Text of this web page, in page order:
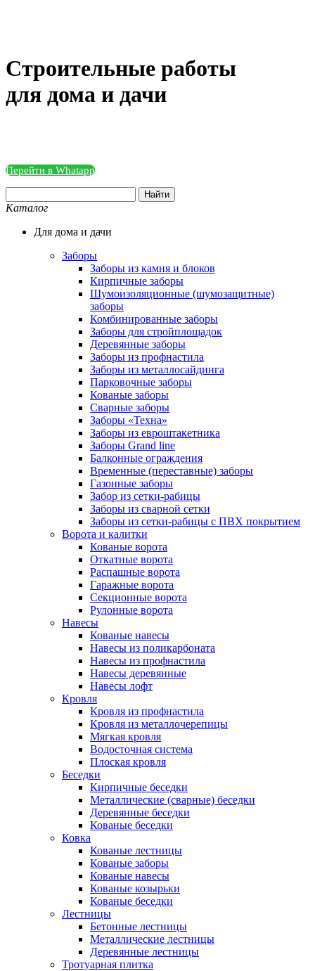
Строительные работы
для дома и дачи
Перейти в Whatapp
Каталог
Для дома и дачи
Заборы
Заборы из камня и блоков
Кирпичные заборы
Шумоизоляционные (шумозащитные)
заборы
Комбинированные заборы
Заборы для стройплощадок
Деревянные заборы
Заборы из профнастила
Заборы из металлосайдинга
Парковочные заборы
Кованые заборы
Сварные заборы
Заборы «Техна»
Заборы из евроштакетника
Заборы Grand line
Балконные ограждения
Временные (переставные) заборы
Газонные заборы
Забор из сетки-рабицы
Заборы из сварной сетки
Заборы из сетки-рабицы с ПВХ покрытием
Ворота и калитки
Кованые ворота
Откатные ворота
Распашные ворота
Гаражные ворота
Секционные ворота
Рулонные ворота
Навесы
Кованые навесы
Навесы из поликарбоната
Навесы из профнастила
Навесы деревянные
Навесы лофт
Кровля
Кровля из профнастила
Кровля из металлочерепицы
Мягкая кровля
Водосточная система
Плоская кровля
Беседки
Кирпичные беседки
Металлические (сварные) беседки
Деревянные беседки
Кованые беседки
Ковка
Кованые лестницы
Кованые заборы
Кованые навесы
Кованые козырьки
Кованые беседки
Лестницы
Бетонные лестницы
Металлические лестницы
Деревянные лестницы
Тротуарная плитка